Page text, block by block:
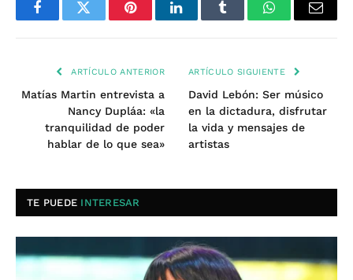
FacebookTwitter PinterestLinkedInTumblr WhatsAppEmail
ARTÍCULO ANTERIOR
Matías Martin entrevista a
Nancy Dupláa: «la
tranquilidad de poder
hablar de lo que sea»
ARTÍCULO SIGUIENTE
David Lebón: Ser músico
en la dictadura, disfrutar
la vida y mensajes de
artistas
TE PUEDE INTERESAR